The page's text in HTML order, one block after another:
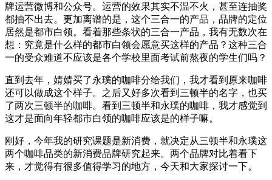
牌运营微博和公众号。运营的效果其实不温不火，甚至连抽奖
都抽不出去。更加离谱的是，这个三合一的产品，品牌的定位
居然是都市白领。看着那些条状的三合一产品，我有无数次在
想：究竟是什么样的都市白领会愿意买这样的产品？这种三合
一的受众难道不应该是各个学校里面考试前熬夜的学生们吗？
直到去年，婧婧买了永璞的咖啡分给我们，我才看到原来咖啡
还可以做成这个样子。之后又好多次看到三顿半的名字，也买
了两次三顿半的咖啡。看到三顿半和永璞的咖啡，我才感觉到
这才是面向年轻都市白领的咖啡应该是的样子嘛。
刚好，今年我的研究课题是新消费，就决定从三顿半和永璞这
两个咖啡品类的新消费品牌研究起来。两个品牌对比着看下
来，才觉得有很多值得学习的地方，今天和大家探讨一下。